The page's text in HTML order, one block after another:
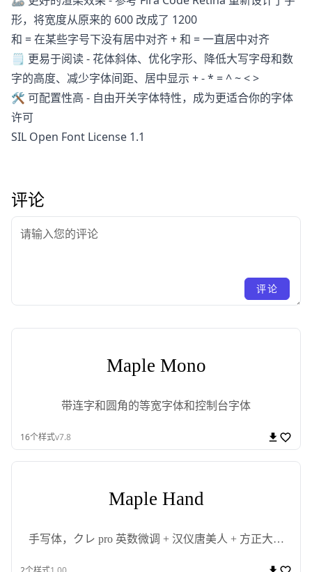
形，将宽度从原来的 600 改成了 1200
和 = 在某些字号下没有居中对齐 + 和 = 一直居中对齐
🗒 更易于阅读 - 花体斜体、优化字形、降低大写字母和数
字的高度、减少字体间距、居中显示 + - * = ^ ~ < >
🛠️ 可配置性高 - 自由开关字体特性，成为更适合你的字体
许可
SIL Open Font License 1.1
评论
评论
Maple Mono
带连字和圆角的等宽字体和控制台字体
16个样式v7.8
Maple Hand
手写体，クレ pro 英数微调 + 汉仪唐美人 + 方正大签